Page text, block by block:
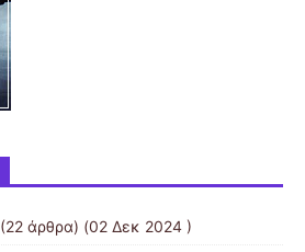
(22 άρθρα) (02 Δεκ 2024 )